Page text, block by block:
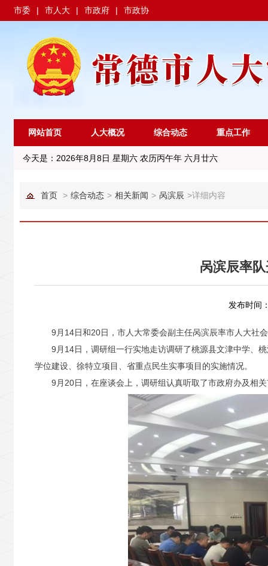
市委 | 市人大 | 市政府 | 市政协
网站首页 人大概况 综合动态 重点工作
今天是： 2026年8月8日 星期六 农历丙午年 六月廿六
首页 > 综合动态 > 相关新闻 > 呙滨辰 >详细内容
呙滨辰率
发布时间
9月14日和20日，市人大常委会副主任呙滨辰率市人大社
9月14日，调研组一行实地走访调研了桃源县文津中学、
学位建设、徐特立项目、省重点民生实事项目的实施情况。
9月20日，在座谈会上，调研组认真听取了市政府办及相